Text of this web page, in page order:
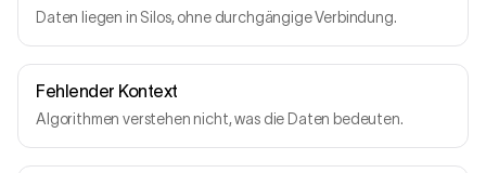
Daten liegen in Silos, ohne durchgängige Verbindung.
Fehlender Kontext
Algorithmen verstehen nicht, was die Daten bedeuten.